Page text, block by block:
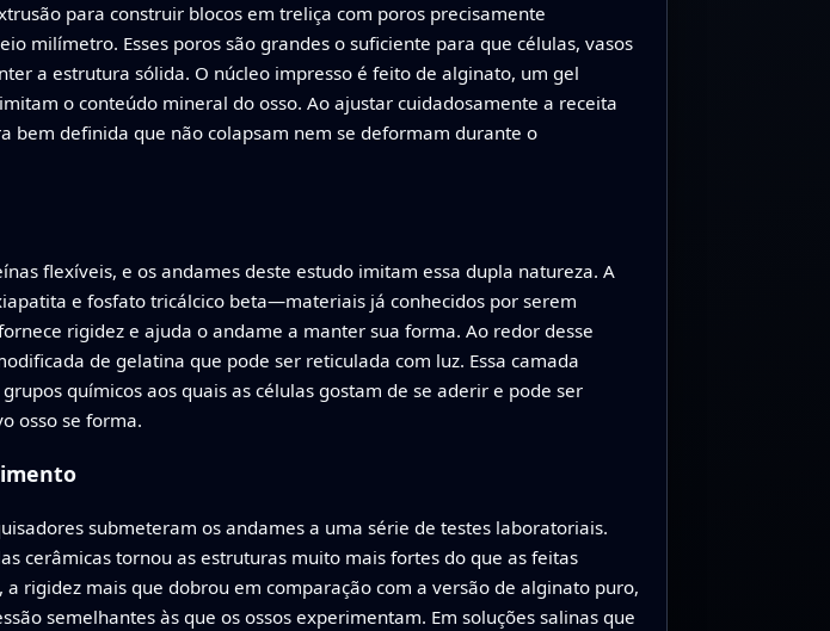
para construir blocos em treliça com poros precisamente
milímetro. Esses poros são grandes o suficiente para que células, vasos
a estrutura sólida. O núcleo impresso é feito de alginato, um gel
o conteúdo mineral do osso. Ao ajustar cuidadosamente a receita
bem definida que não colapsam nem se deformam durante o
flexíveis, e os andames deste estudo imitam essa dupla natureza. A
e fosfato tricálcico beta—materiais já conhecidos por serem
rigidez e ajuda o andame a manter sua forma. Ao redor desse
de gelatina que pode ser reticulada com luz. Essa camada
químicos aos quais as células gostam de se aderir e pode ser
osso se forma.
submeteram os andames a uma série de testes laboratoriais.
cerâmicas tornou as estruturas muito mais fortes do que as feitas
rigidez mais que dobrou em comparação com a versão de alginato puro,
semelhantes às que os ossos experimentam. Em soluções salinas que